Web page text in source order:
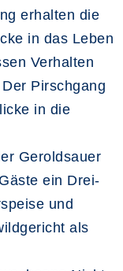
erhalten die
in das Leben
Verhalten
Pirschgang
in die
Geroldsauer
ein Drei-
und
als